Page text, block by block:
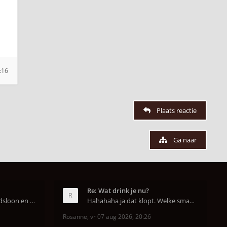
Plaats reactie
Ga naar
In Nederland is het arbeidsloon en de winkelhuur o
Re: Wat drink je nu?
Hahahaha ja dat klopt. Welke smaak had je?? Ben
Rosanne, vr 07 aug 2026, 20:26